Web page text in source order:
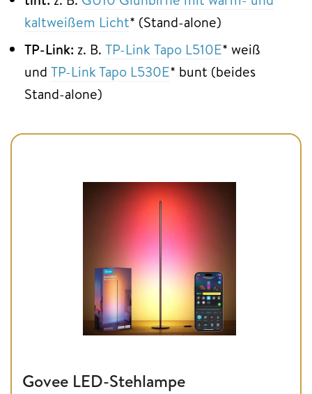
kaltweißem Licht* (Stand-alone)
TP-Link: z. B. TP-Link Tapo L510E* weiß
und TP-Link Tapo L530E* bunt (beides
Stand-alone)
Govee LED-Stehlampe